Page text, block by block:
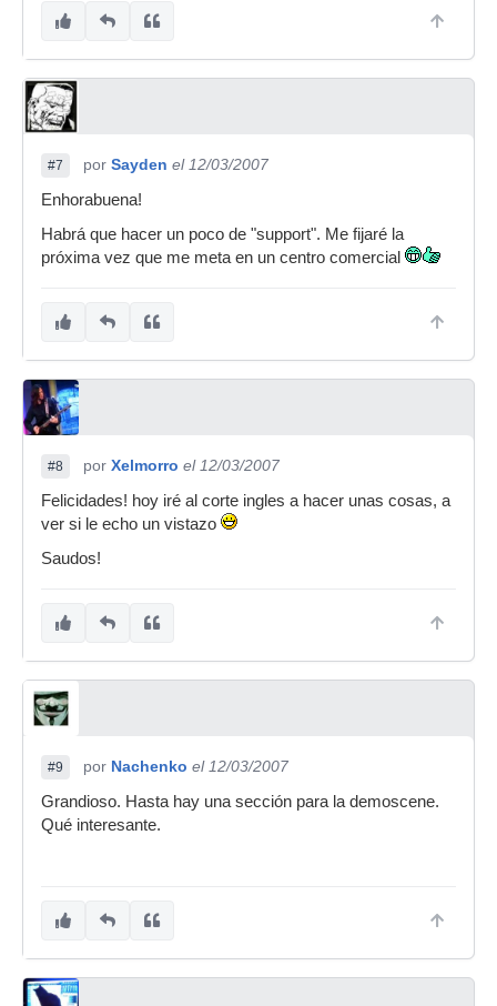
#7 por Sayden el 12/03/2007
Enhorabuena!
Habrá que hacer un poco de "support". Me fijaré la
próxima vez que me meta en un centro comercial
#8 por Xelmorro el 12/03/2007
Felicidades! hoy iré al corte ingles a hacer unas cosas, a
ver si le echo un vistazo
Saudos!
#9 por Nachenko el 12/03/2007
Grandioso. Hasta hay una sección para la demoscene.
Qué interesante.